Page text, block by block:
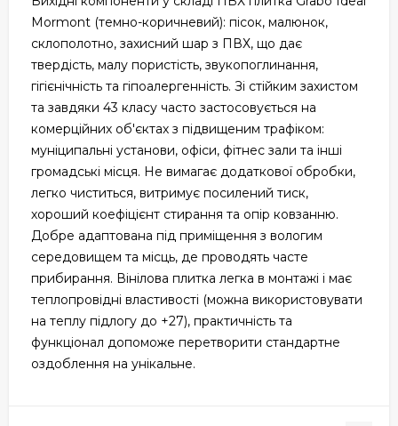
Mormont (темно-коричневий): пісок, малюнок,
склополотно, захисний шар з ПВХ, що дає
твердість, малу пористість, звукопоглинання,
гігієнічність та гіпоалергенність. Зі стійким захистом
та завдяки 43 класу часто застосовується на
комерційних об'єктах з підвищеним трафіком:
муніципальні установи, офіси, фітнес зали та інші
громадські місця. Не вимагає додаткової обробки,
легко чиститься, витримує посилений тиск,
хороший коефіцієнт стирання та опір ковзанню.
Добре адаптована під приміщення з вологим
середовищем та місць, де проводять часте
прибирання. Вінілова плитка легка в монтажі і має
теплопровідні властивості (можна використовувати
на теплу підлогу до +27), практичність та
функціонал допоможе перетворити стандартне
оздоблення на унікальне.